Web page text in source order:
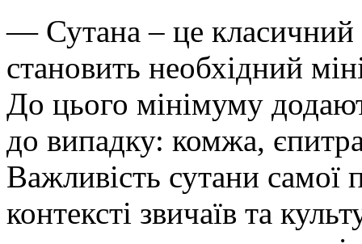
— Сутана – це класичний
становить необхідний
До цього мінімуму
до випадку: комжа,
Важливість сутани
контексті звичаїв та